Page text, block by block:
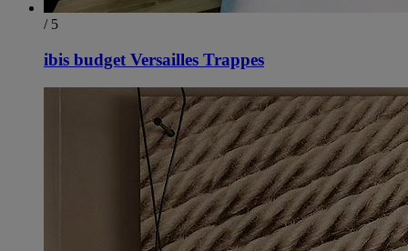
/ 5
ibis budget Versailles Trappes